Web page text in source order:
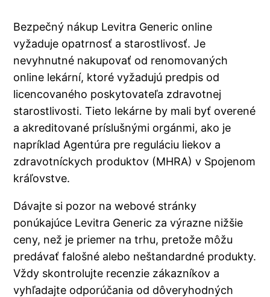
Bezpečný nákup Levitra Generic online
vyžaduje opatrnosť a starostlivosť. Je
nevyhnutné nakupovať od renomovaných
online lekární, ktoré vyžadujú predpis od
licencovaného poskytovateľa zdravotnej
starostlivosti. Tieto lekárne by mali byť overené
a akreditované príslušnými orgánmi, ako je
napríklad Agentúra pre reguláciu liekov a
zdravotníckych produktov (MHRA) v Spojenom
kráľovstve.
Dávajte si pozor na webové stránky
ponúkajúce Levitra Generic za výrazne nižšie
ceny, než je priemer na trhu, pretože môžu
predávať falošné alebo neštandardné produkty.
Vždy skontrolujte recenzie zákazníkov a
vyhľadajte odporúčania od dôveryhodných